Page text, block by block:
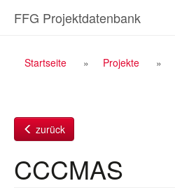
InhaltFFG Projektdatenbank
Breadcrumb
Startseite Projekte
zurück
CCCMAS